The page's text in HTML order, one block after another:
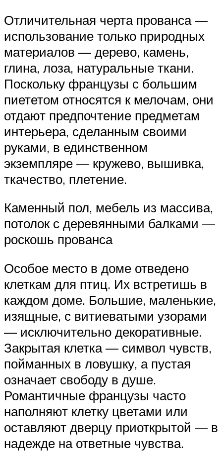
Отличительная черта прованса —
использование только природных
материалов — дерево, камень,
глина, лоза, натуральные ткани.
Поскольку французы с большим
пиететом относятся к мелочам, они
отдают предпочтение предметам
интерьера, сделанным своими
руками, в единственном
экземпляре — кружево, вышивка,
ткачество, плетение.
Каменный пол, мебель из массива,
потолок с деревянными балками —
роскошь прованса
Особое место в доме отведено
клеткам для птиц. Их встретишь в
каждом доме. Большие, маленькие,
изящные, с витиеватыми узорами
— исключительно декоративные.
Закрытая клетка — символ чувств,
пойманных в ловушку, а пустая
означает свободу в душе.
Романтичные французы часто
наполняют клетку цветами или
оставляют дверцу приоткрытой — в
надежде на ответные чувства.